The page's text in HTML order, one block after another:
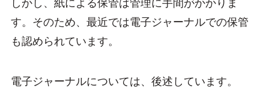
しかし、紙による保管は管理に手間がかかりま
す。そのため、最近では電子ジャーナルでの保管
も認められています。
電子ジャーナルについては、後述しています。